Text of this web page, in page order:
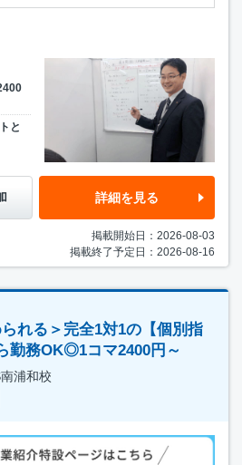
と
詳細を見る
掲載開始日：2026-08-03
掲載終了予定日：2026-08-16
れる＞完全1対1の【個別指
勤務OK◎1コマ2400円～
浦和校